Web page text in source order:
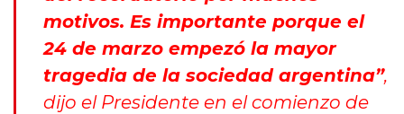
motivos. Es importante porque el
24 de marzo empezó la mayor
tragedia de la sociedad argentina”,
dijo el Presidente en el comienzo de